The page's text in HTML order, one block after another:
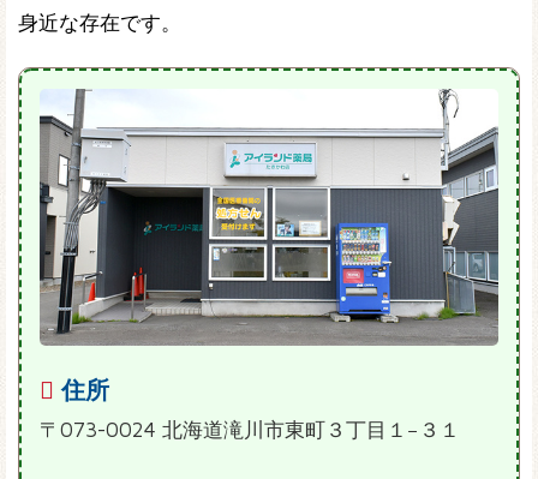
身近な存在です。
住所
〒073-0024 北海道滝川市東町３丁目１−３１